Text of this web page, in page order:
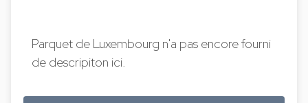
Parquet de Luxembourg n'a pas encore fourni
de descripiton ici.